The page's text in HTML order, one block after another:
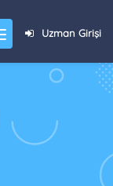
Uzman Girişi